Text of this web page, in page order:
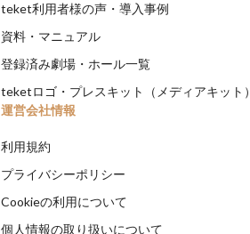
teket利用者様の声・導入事例
資料・マニュアル
登録済み劇場・ホール一覧
teketロゴ・プレスキット（メディアキット）
運営会社情報
利用規約
プライバシーポリシー
Cookieの利用について
個人情報の取り扱いについて